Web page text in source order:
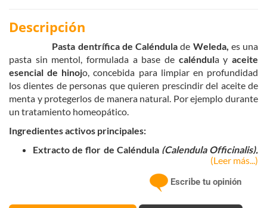
Descripción
Pasta dentrífica de Caléndulade Weleda, es una
pasta sin mentol, formulada a base de caléndula yaceite
esencial de hinojo, concebida para limpiar en profundidad
los dientes de personas que quieren prescindir del aceite de
menta y protegerlos de manera natural. Por ejemplo durante
un tratamiento homeopático.
Ingredientes activos principales:
Extracto de flor de Caléndula (Calendula Officinalis),
de origen 100% vegetal y biológico. Esta planta de la
familia del girasol, es originaria del centro, este y sur de
Europa. Tiene unas características flores amarillas o
naranjas brillantes, ricas en carotenos, flavonoides y
(Leer más...)
Escribe tu opinión